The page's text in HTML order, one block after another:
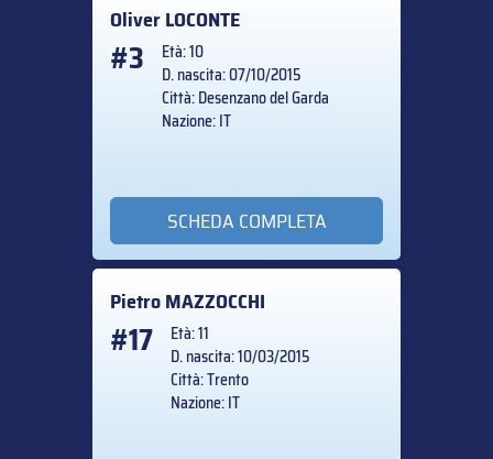
OliverLOCONTE
#3
Età: 10
D. nascita: 07/10/2015
Città: Desenzano del Garda
Nazione: IT
SCHEDA COMPLETA
PietroMAZZOCCHI
#17
Età: 11
D. nascita: 10/03/2015
Città: Trento
Nazione: IT